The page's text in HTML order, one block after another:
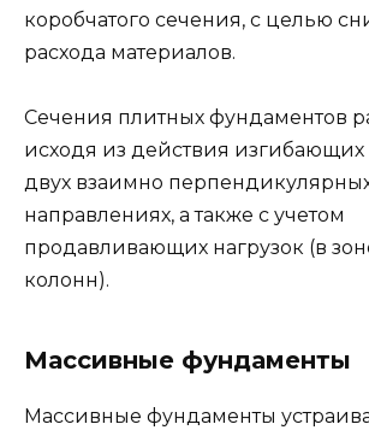
коробчатого сечения, с целью
расхода материалов.
Сечения плитных фундаментов
исходя из действия
двух взаимно
направлениях, а также с учетом
продавливающих нагрузок (в
колонн).
Массивные фундаменты
Массивные фундаменты